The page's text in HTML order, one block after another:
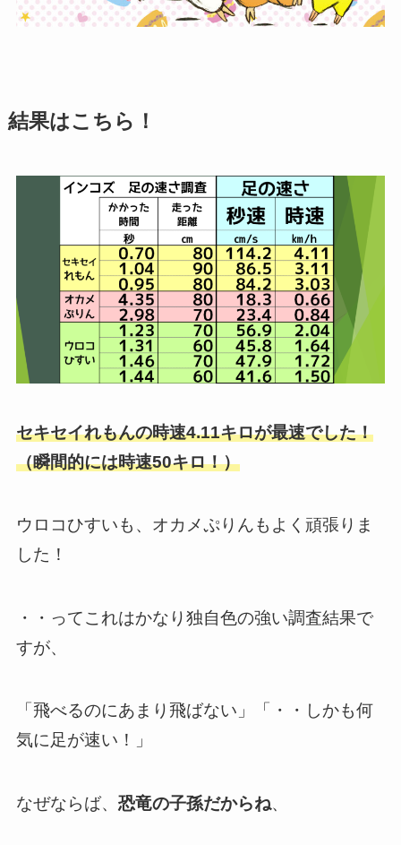
結果はこちら！
セキセイれもんの時速4.11キロが最速でした！
（瞬間的には時速50キロ！）
ウロコひすいも、オカメぷりんもよく頑張りま
した！
・・ってこれはかなり独自色の強い調査結果で
すが、
「飛べるのにあまり飛ばない」「・・しかも何
気に足が速い！」
なぜならば、 恐竜の子孫だからね、